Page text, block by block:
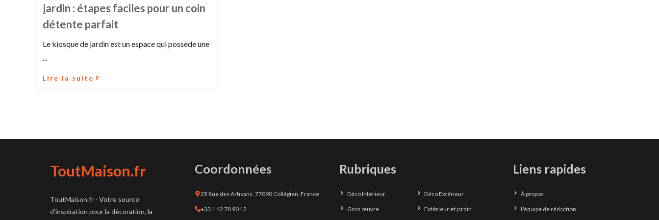
jardin : étapes faciles pour un coin
détente parfait
Le kiosque de jardin est un espace qui possède une
...
Lire la suite
ToutMaison.fr
ToutMaison.fr - Votre source
d'inspiration pour la décoration, la
Coordonnées
25 Rue des Artisans, 77090 Collégien, France
+33 1 42 78 90 12
Rubriques
Déco Intérieur
Gros œuvre
Déco Extérieur
Extérieur et jardin
Liens rapides
À propos
L'équipe de rédaction